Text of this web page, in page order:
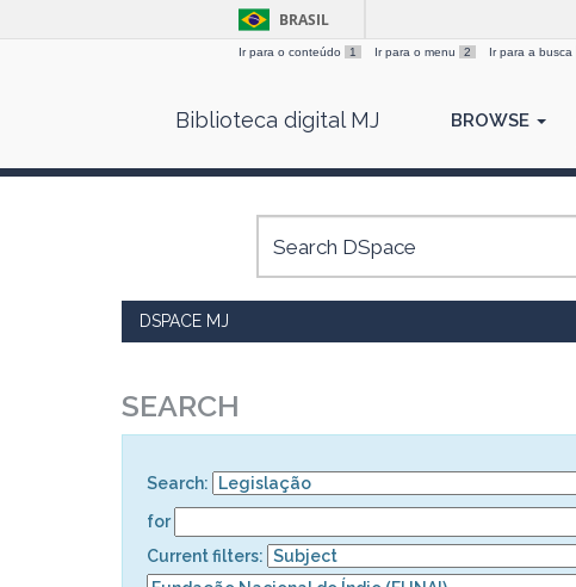
BRASIL
Ir para o conteúdo 1 Ir para o menu 2 Ir para a busca
Biblioteca digital MJ BROWSE
DSPACE MJ
SEARCH
Search:
for
Current filters: